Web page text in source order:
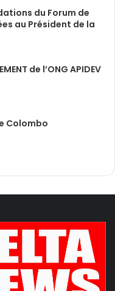
du Forum de
au Président de la
de l’ONG APIDEV
Colombo